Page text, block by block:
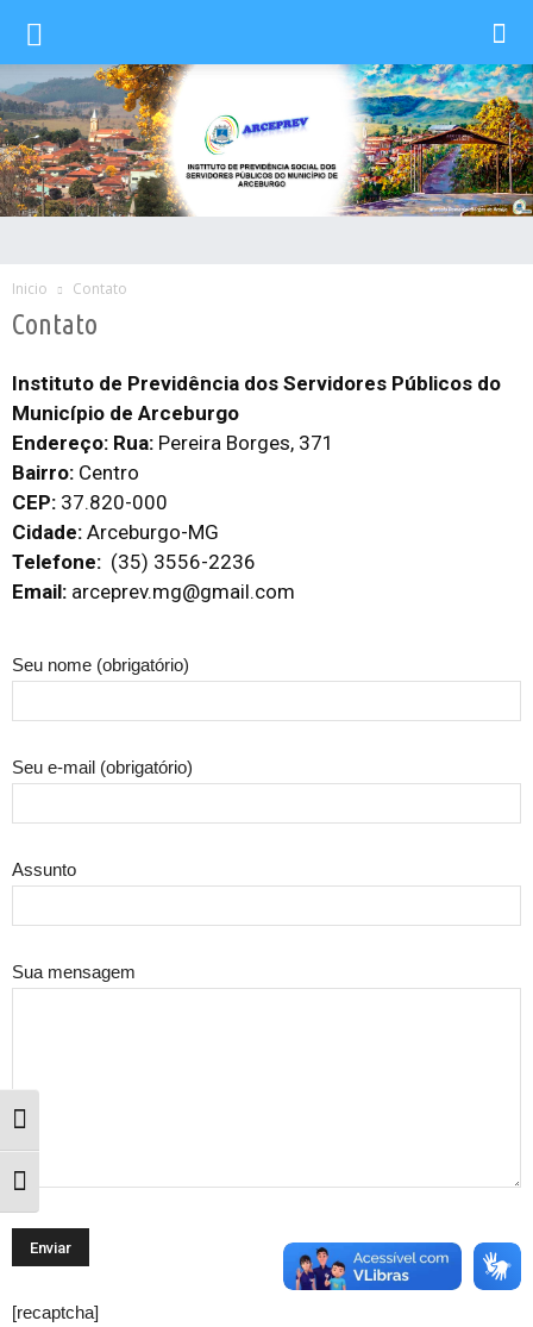
Toggle High Contrast
Toggle Font size
Inicio Contato
Contato
Instituto de Previdência dos Servidores Públicos do
Município de Arceburgo
Endereço: Rua: Pereira Borges, 371
Bairro: Centro
CEP: 37.820-000
Cidade: Arceburgo-MG
Telefone: (35) 3556-2236
Email: arceprev.mg@gmail.com
Seu nome (obrigatório)
Seu e-mail (obrigatório)
Assunto
Sua mensagem
[recaptcha]